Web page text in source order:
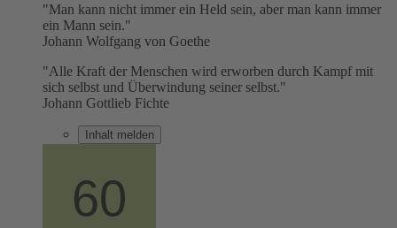
"Man kann nicht immer ein Held sein, aber man kann immer
ein Mann sein."
Johann Wolfgang von Goethe
"Alle Kraft der Menschen wird erworben durch Kampf mit
sich selbst und Überwindung seiner selbst."
Johann Gottlieb Fichte
Inhalt melden